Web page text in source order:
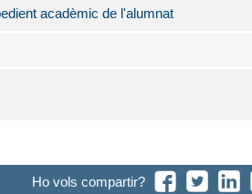
acadèmic de l'alumnat
Ho vols compartir?